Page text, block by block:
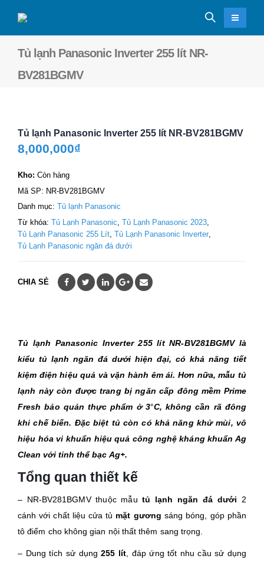
Tủ lạnh Panasonic Inverter 255 lít NR-
BV281BGMV
Tủ lạnh Panasonic Inverter 255 lít NR-BV281BGMV
8,000,000₫
Kho: Còn hàng
Mã SP: NR-BV281BGMV
Danh mục: Tủ lạnh Panasonic
Từ khóa: Tủ Lạnh Panasonic Tủ Lạnh Panasonic 2023
Tủ Lạnh Panasonic 255 Lít Tủ Lạnh Panasonic Inverter
Tủ Lạnh Panasonic ngăn đá dưới
CHIA SẺ
Tủ lạnh Panasonic Inverter 255 lít NR-BV281BGMV là
kiểu tủ lạnh ngăn đá dưới hiện đại, có khả năng tiết
kiệm điện hiệu quả và vận hành êm ái. Hơn nữa, mẫu tủ
lạnh này còn được trang bị ngăn cấp đông mềm Prime
Fresh bảo quản thực phẩm ở 3°C, không cần rã đông
khi chế biến. Đặc biệt tủ còn có khả năng khử mùi, vô
hiệu hóa vi khuẩn hiệu quả công nghệ kháng khuẩn Ag
Clean với tinh thể bạc Ag+.
Tổng quan thiết kế
– NR-BV281BGMV thuộc mẫutủ lạnh ngăn đá dưới 2
cánh với chất liệu cửa tủ mặt gương sáng bóng, góp phần
tô điểm cho không gian nội thất thêm sang trọng.
– Dung tích sử dụng255 lít, đáp ứng tốt nhu cầu sử dụng